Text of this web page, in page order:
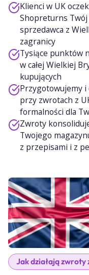
Klienci w UK
Shopreturns
sprzedawca z
zagranicy
Tysiące punktów
w całej Wielkiej
kupujących
Przygotowujemy i
przy zwrotach z
formalności dla
Zwroty
Twojego
z przepisami i z
Jak działają zwroty